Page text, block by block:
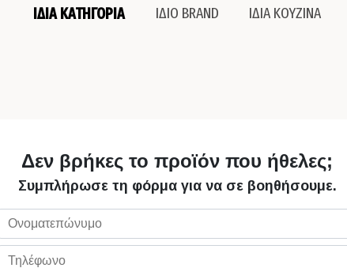
ΙΔΙΑ ΚΑΤΗΓΟΡΙΑ ΙΔΙΟ BRAND ΙΔΙΑ ΚΟΥΖΙΝΑ
Δεν βρήκες το προϊόν που ήθελες;
Συμπλήρωσε τη φόρμα για να σε βοηθήσουμε.